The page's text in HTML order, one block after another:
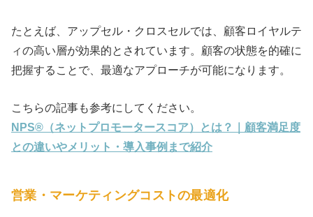
たとえば、アップセル・クロスセルでは、顧客ロイヤルテ
ィの高い層が効果的とされています。顧客の状態を的確に
把握することで、最適なアプローチが可能になります。
こちらの記事も参考にしてください。
NPS®（ネットプロモータースコア）とは？｜顧客満足度
との違いやメリット・導入事例まで紹介
営業・マーケティングコストの最適化